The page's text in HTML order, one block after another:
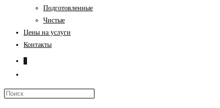
Подготовленные
Чистые
Цены на услуги
Контакты
0
по